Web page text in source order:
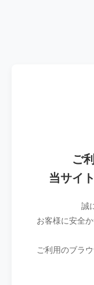
ご
当サイ
誠
お客様に安全
ご利用のブラ